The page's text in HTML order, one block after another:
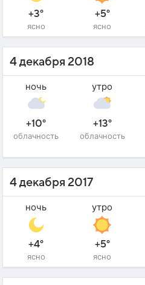
+3°
ясно
+5°
ясно
4 декабря 2018
ночь
+10°
облачность
утро
+13°
облачность
4 декабря 2017
ночь
+4°
ясно
утро
+5°
ясно